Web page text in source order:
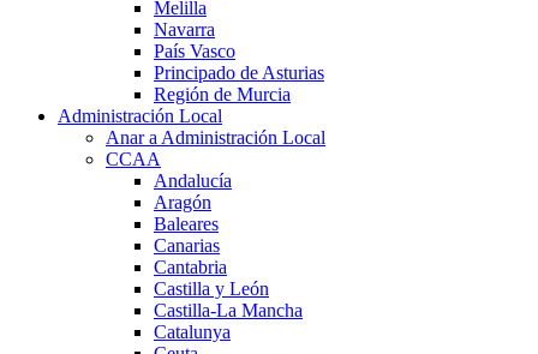
Melilla
Navarra
País Vasco
Principado de Asturias
Región de Murcia
Administración Local
Anar a Administración Local
CCAA
Andalucía
Aragón
Baleares
Canarias
Cantabria
Castilla y León
Castilla-La Mancha
Catalunya